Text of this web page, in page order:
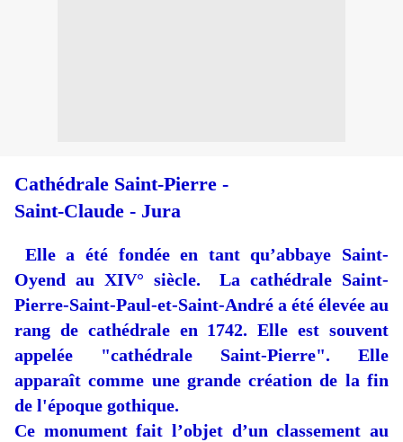
Cathédrale Saint-Pierre -
Saint-Claude - Jura
Elle a été fondée en tant qu’abbaye Saint-
Oyend au XIV° siècle. La cathédrale Saint-
Pierre-Saint-Paul-et-Saint-André a été élevée au
rang de cathédrale en 1742. Elle est souvent
appelée "cathédrale Saint-Pierre". Elle
apparaît comme une grande création de la fin
de l'époque gothique.
Ce monument fait l’objet d’un classement au